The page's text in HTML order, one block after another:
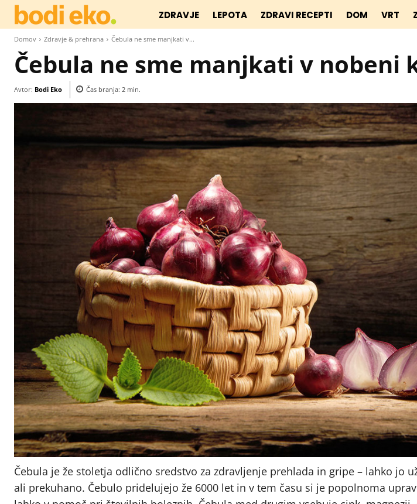
ZDRAVJE LEPOTA ZDRAVI RECEPTI DOM VRT
Domov Zdravje & prehrana Čebula ne sme manjkati v...
Čebula ne sme manjkati v nobeni
Avtor: Bodi Eko Čas branja: 2 min.
Čebula je že stoletja odlično sredstvo za zdravljenje prehlada in gripe – lahko jo
ali prekuhano. Čebulo pridelujejo že 6000 let in v tem času si je popolnoma